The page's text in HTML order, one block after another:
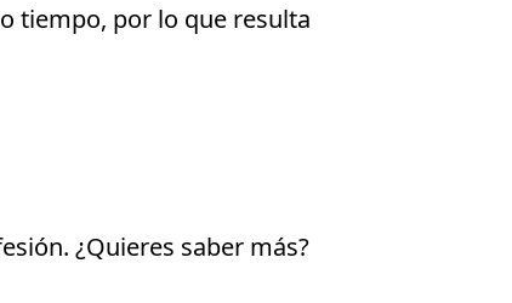
tiempo, por lo que resulta
¿Quieres saber más?